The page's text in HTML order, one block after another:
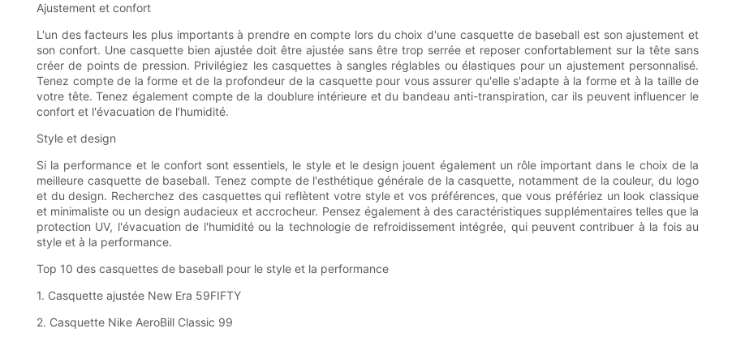
Ajustement et confort
L'un des facteurs les plus importants à prendre en compte lors du choix d'une casquette de baseball est son ajustement et
son confort. Une casquette bien ajustée doit être ajustée sans être trop serrée et reposer confortablement sur la tête sans
créer de points de pression. Privilégiez les casquettes à sangles réglables ou élastiques pour un ajustement personnalisé.
Tenez compte de la forme et de la profondeur de la casquette pour vous assurer qu'elle s'adapte à la forme et à la taille de
votre tête. Tenez également compte de la doublure intérieure et du bandeau anti-transpiration, car ils peuvent influencer le
confort et l'évacuation de l'humidité.
Style et design
Si la performance et le confort sont essentiels, le style et le design jouent également un rôle important dans le choix de la
meilleure casquette de baseball. Tenez compte de l'esthétique générale de la casquette, notamment de la couleur, du logo
et du design. Recherchez des casquettes qui reflètent votre style et vos préférences, que vous préfériez un look classique
et minimaliste ou un design audacieux et accrocheur. Pensez également à des caractéristiques supplémentaires telles que la
protection UV, l'évacuation de l'humidité ou la technologie de refroidissement intégrée, qui peuvent contribuer à la fois au
style et à la performance.
Top 10 des casquettes de baseball pour le style et la performance
1. Casquette ajustée New Era 59FIFTY
2. Casquette Nike AeroBill Classic 99